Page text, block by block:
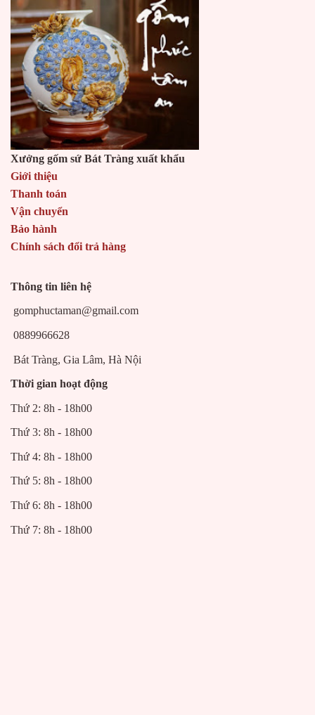
Xưởng gốm sứ Bát Tràng xuất khẩu
Giới thiệu
Thanh toán
Vận chuyển
Bảo hành
Chính sách đổi trả hàng
Thông tin liên hệ
gomphuctaman@gmail.com
0889966628
Bát Tràng, Gia Lâm, Hà Nội
Thời gian hoạt động
Thứ 2: 8h - 18h00
Thứ 3: 8h - 18h00
Thứ 4: 8h - 18h00
Thứ 5: 8h - 18h00
Thứ 6: 8h - 18h00
Thứ 7: 8h - 18h00